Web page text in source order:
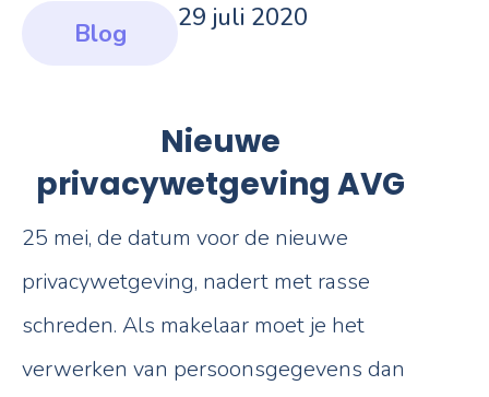
Blog 29 juli 2020
Nieuwe
privacywetgeving AVG
25 mei, de datum voor de nieuwe
privacywetgeving, nadert met rasse
schreden. Als makelaar moet je het
verwerken van persoonsgegevens dan